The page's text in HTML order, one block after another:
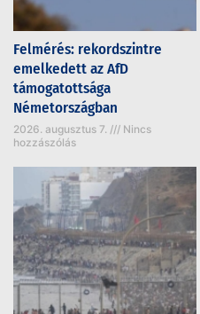
Felmérés: rekordszintre
emelkedett az AfD
támogatottsága
Németországban
2026. augusztus 7.
Nincs
hozzászólás